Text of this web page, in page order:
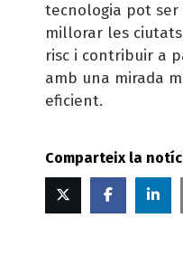
tecnologia pot
millorar les
risc i contribuir a
amb una mirada
eficient.
Comparteix la
Twitter Facebook
in